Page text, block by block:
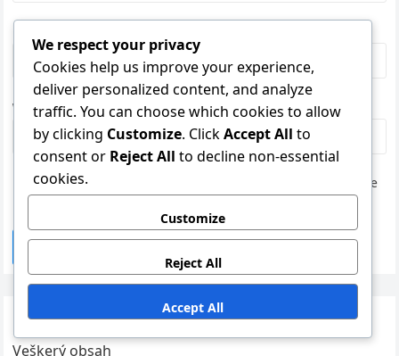
Website
Save my name, email, and website in this browser for the
next time I comment.
Odkazy
Veškerý obsah
We respect your privacy
Cookies help us improve your experience,
deliver personalized content, and analyze
traffic. You can choose which cookies to allow
by clicking Customize. ClickAccept All to
consent or Reject All to decline non-essential
cookies.
Customize
Reject All
Accept All